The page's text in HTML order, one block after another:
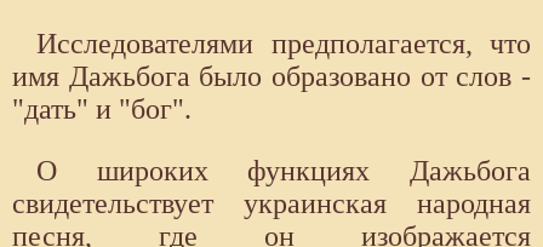
Исследователями предполагается, что
имя Дажьбога было образовано от слов -
"дать" и "бог".
О широких функциях Дажьбога
свидетельствует украинская народная
песня, где он изображается